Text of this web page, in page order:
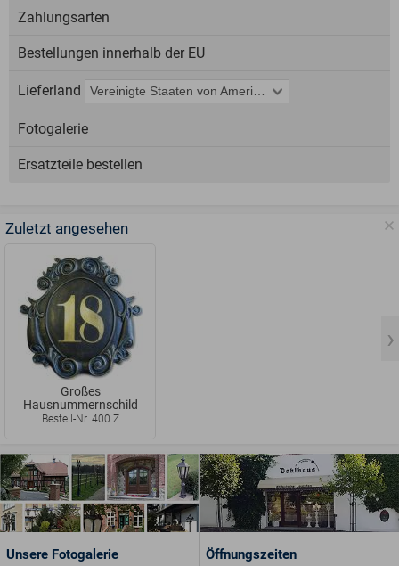
Zahlungsarten
Bestellungen innerhalb der EU
Lieferland
Fotogalerie
Ersatzteile bestellen
Zuletzt angesehen
Großes
Hausnummernschild
Bestell-Nr. 400 Z
Unsere Fotogalerie
Öffnungszeiten